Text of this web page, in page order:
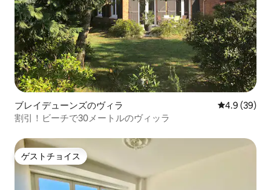
ブレイデューンズのヴィラ レビュー39
4.9 (39)
割引！ビーチで30メートルのヴィッラ
ゲストチョイス
ゲストチョイス